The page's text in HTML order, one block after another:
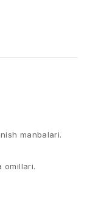
manbalari.
omillari.